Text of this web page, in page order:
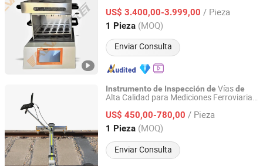
Calidad e Investigación, Procesando
Muestras como Suelo y Alimentos
US$ 3.400,00-3.999,00 / Pieza
1 Pieza (MOQ)
Enviar Consulta
Shandong, China Desde 2024
Instrumentode Inspección de Víasde
Alta Calidad para Mediciones Ferroviarias
US$ 450,00-780,00 / Pieza
1 Pieza (MOQ)
Enviar Consulta
Shandong China Coal Construction Machinery Co., Ltd.
Shandong, China Desde 2012